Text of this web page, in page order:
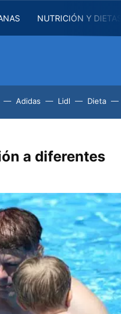
NUTRICIÓN Y
Adidas Lidl Dieta
a diferentes